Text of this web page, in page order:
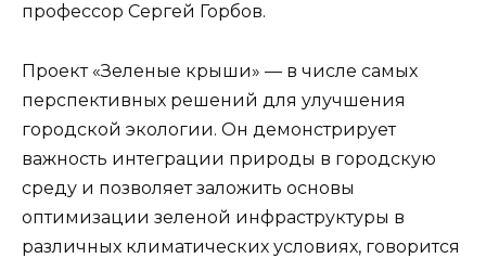
профессор Сергей Горбов.
Проект «Зеленые крыши» — в числе самых
перспективных решений для улучшения
городской экологии. Он демонстрирует
важность интеграции природы в городскую
среду и позволяет заложить основы
оптимизации зеленой инфраструктуры в
различных климатических условиях, говорится